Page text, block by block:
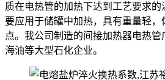
质在电热管的加热下达到工艺要求
要应用于储罐中加热，具有重量轻
点。我公司制造的间接加热器电热
海油等大型石化企业。